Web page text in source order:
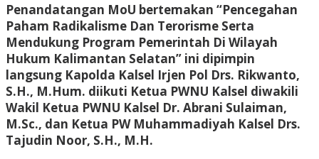
Penandatangan MoU bertemakan “Pencegahan
Paham Radikalisme Dan Terorisme Serta
Mendukung Program Pemerintah Di Wilayah
Hukum Kalimantan Selatan” ini dipimpin
langsung Kapolda Kalsel Irjen Pol Drs. Rikwanto,
S.H., M.Hum. diikuti Ketua PWNU Kalsel diwakili
Wakil Ketua PWNU Kalsel Dr. Abrani Sulaiman,
M.Sc., dan Ketua PW Muhammadiyah Kalsel Drs.
Tajudin Noor, S.H., M.H.